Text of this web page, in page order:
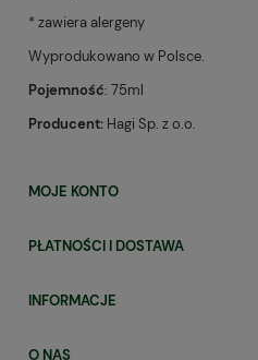
* zawiera alergeny
Wyprodukowano w Polsce.
Pojemność: 75ml
Producent: Hagi Sp. z o.o.
MOJE KONTO
PŁATNOŚCI I DOSTAWA
INFORMACJE
O NAS